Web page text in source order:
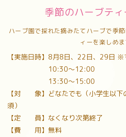
季節のハーブテ
ハーブ園で採れた摘みたてハーブで季
ィーを楽しめま
【実施日時】8月8日、22日、29日 ※
10:30～12:00
13:30～15:00
【対 象】どなたでも（小学生以下
須）
【定 員】なくなり次第終了
【費 用】無料